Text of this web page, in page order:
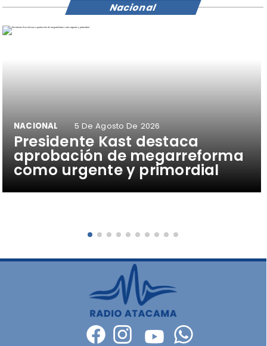
Presidente Kast destaca
aprobación de megarreforma
como urgente y primordial
NACIONAL 5 De Agosto De 2026
Nacional